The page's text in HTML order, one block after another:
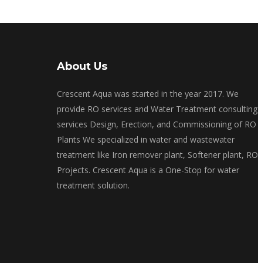
About Us
Crescent Aqua was started in the year 2017. We
provide RO services and Water Treatment consulting
services Design, Erection, and Commissioning of RO
Plants We specialized in water and wastewater
treatment like Iron remover plant, Softener plant, RO
Projects. Crescent Aqua is a One-Stop for water
treatment solution.